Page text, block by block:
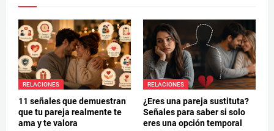
RELACIONES
11 señales que demuestran
que tu pareja realmente te
ama y te valora
RELACIONES
¿Eres una pareja sustituta?
Señales para saber si solo
eres una opción temporal